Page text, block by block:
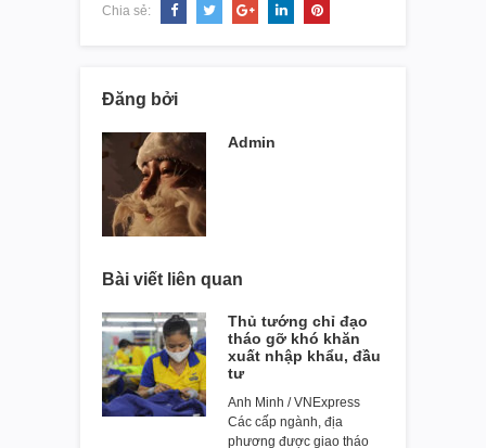
Chia sẻ:
Đăng bởi
Admin
Bài viết liên quan
Thủ tướng chỉ đạo
tháo gỡ khó khăn
xuất nhập khẩu, đầu
tư
Anh Minh / VNExpress
Các cấp ngành, địa
phương được giao tháo